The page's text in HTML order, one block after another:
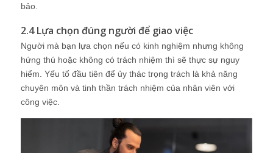
bảo.
2.4 Lựa chọn đúng người để giao việc
Người mà bạn lựa chọn nếu có kinh nghiệm nhưng không
hứng thú hoặc không có trách nhiệm thì sẽ thực sự nguy
hiểm. Yếu tố đầu tiên để ủy thác trọng trách là khả năng
chuyên môn và tinh thần trách nhiệm của nhân viên với
công việc.